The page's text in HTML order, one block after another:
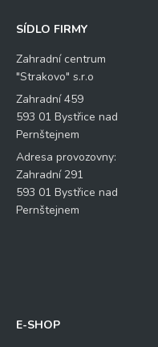
SÍDLO FIRMY
Zahradní centrum
"Strakovo" s.r.o
Zahradní 459
593 01 Bystřice nad
Pernštejnem
Adresa provozovny:
Zahradní 291
593 01 Bystřice nad
Pernštejnem
E-SHOP